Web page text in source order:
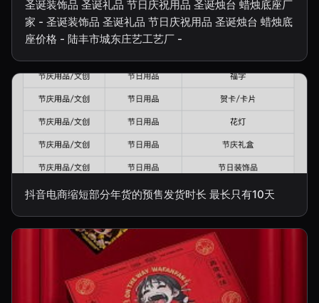
圣诞装饰品 圣诞礼品 节日庆祝用品 圣诞烛台 蜡烛底座厂
家 - 圣诞装饰品 圣诞礼品 节日庆祝用品 圣诞烛台 蜡烛底
座价格 - 陆丰市城东庄艺工艺厂 -
抖音电商缩短部分年货的预售发货时长 最长只有10天